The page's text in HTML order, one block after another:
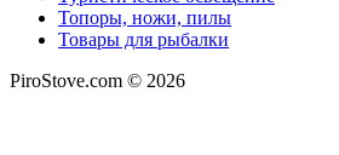
Топоры, ножи, пилы
Товары для рыбалки
PiroStove.com © 2026